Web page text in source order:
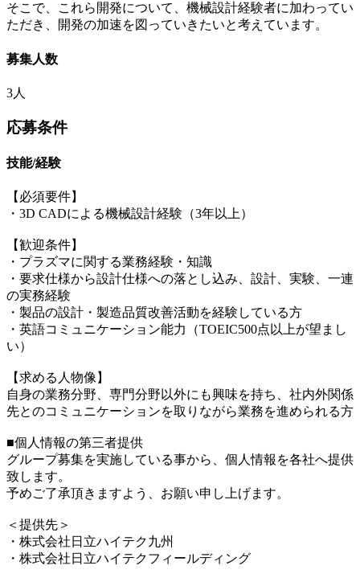
そこで、これら開発について、機械設計経験者に加わってい
ただき、開発の加速を図っていきたいと考えています。
募集人数
3人
応募条件
技能/経験
【必須要件】
・3D CADによる機械設計経験（3年以上）
【歓迎条件】
・プラズマに関する業務経験・知識
・要求仕様から設計仕様への落とし込み、設計、実験、一連
の実務経験
・製品の設計・製造品質改善活動を経験している方
・英語コミュニケーション能力（TOEIC500点以上が望まし
い）
【求める人物像】
自身の業務分野、専門分野以外にも興味を持ち、社内外関係
先とのコミュニケーションを取りながら業務を進められる方
■個人情報の第三者提供
グループ募集を実施している事から、個人情報を各社へ提供
致します。
予めご了承頂きますよう、お願い申し上げます。
＜提供先＞
・株式会社日立ハイテク九州
・株式会社日立ハイテクフィールディング